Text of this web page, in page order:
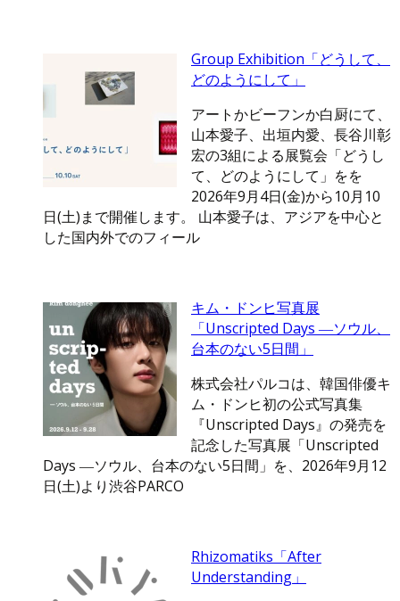
Group Exhibition「どうして、
どのようにして」
アートかビーフンか白厨にて、
山本愛子、出垣内愛、長谷川彰
宏の3組による展覧会「どうし
て、どのようにして」をを
2026年9月4日(金)から10月10
日(土)まで開催します。 山本愛子は、アジアを中心と
した国内外でのフィール
キム・ドンヒ写真展
「Unscripted Days ―ソウル、
台本のない5日間」
株式会社パルコは、韓国俳優キ
ム・ドンヒ初の公式写真集
『Unscripted Days』の発売を
記念した写真展「Unscripted
Days ―ソウル、台本のない5日間」を、2026年9月12
日(土)より渋谷PARCO
Rhizomatiks「After
Understanding」